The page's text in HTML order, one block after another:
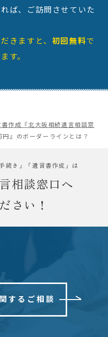
ば、ご訪問させていた
きますと、 初回無料で
す。
作成『北大阪相続遺言相談窓
』のボーダーラインとは？
続き」「遺言書作成」は
相談窓口へ
さい！
するご相談